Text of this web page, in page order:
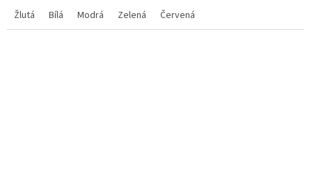
Žlutá Bílá Modrá Zelená Červená